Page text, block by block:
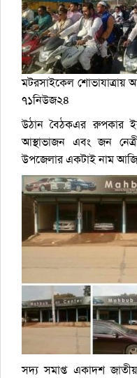
মটরসাইকেল
৭১নিউজ২৪
উঠান বৈঠকএর রুপকার
আস্থাভাজন এবং জন
উপজেলার একটাই নাম
সদ্য সমাপ্ত একাদশ